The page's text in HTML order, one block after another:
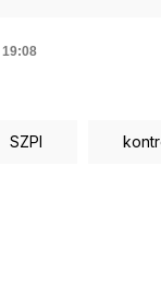
19:08
SZPI